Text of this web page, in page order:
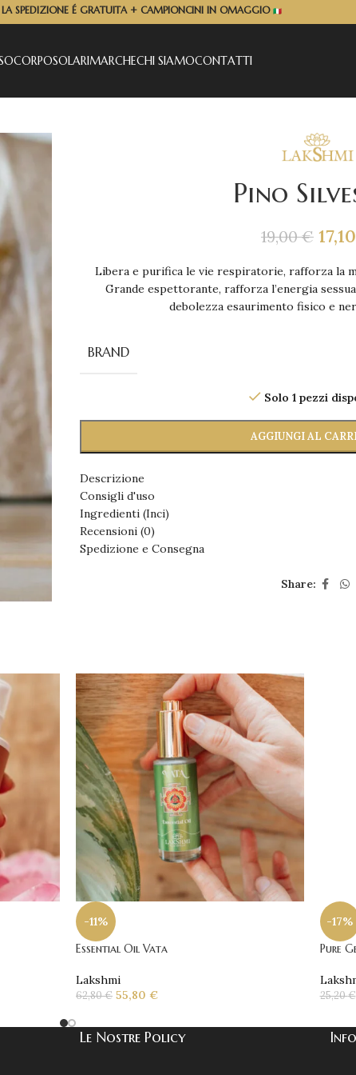
SPEDIZIONE É GRATUITA + CAMPIONCINI IN OMAGGIO
CORPOSOLARIMARCHECHI SIAMOCONTATTI
Pino
19,00€ 17,10
Libera e purifica le vie respiratorie, rafforza la
Grande espettorante, rafforza l’energia
debolezza esaurimento fisico e
BRAND
Solo 1 pezzi
AGGIUNGI AL
Descrizione
Consigli d'uso
Ingredienti (Inci)
Recensioni (0)
Spedizione e Consegna
Share:
-11%
Essential Oil Vata
Lakshmi
62,80€ 55,80 €
-17%
Pure
25,20€
Le Nostre Policy